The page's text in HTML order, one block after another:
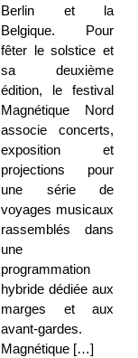
Berlin et la
Belgique. Pour
fêter le solstice et
sa deuxième
édition, le festival
Magnétique Nord
associe concerts,
exposition et
projections pour
une série de
voyages musicaux
rassemblés dans
une
programmation
hybride dédiée aux
marges et aux
avant-gardes.
Magnétique […]